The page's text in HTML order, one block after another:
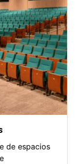
de espacios